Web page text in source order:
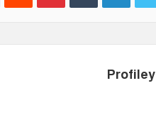
Profiley